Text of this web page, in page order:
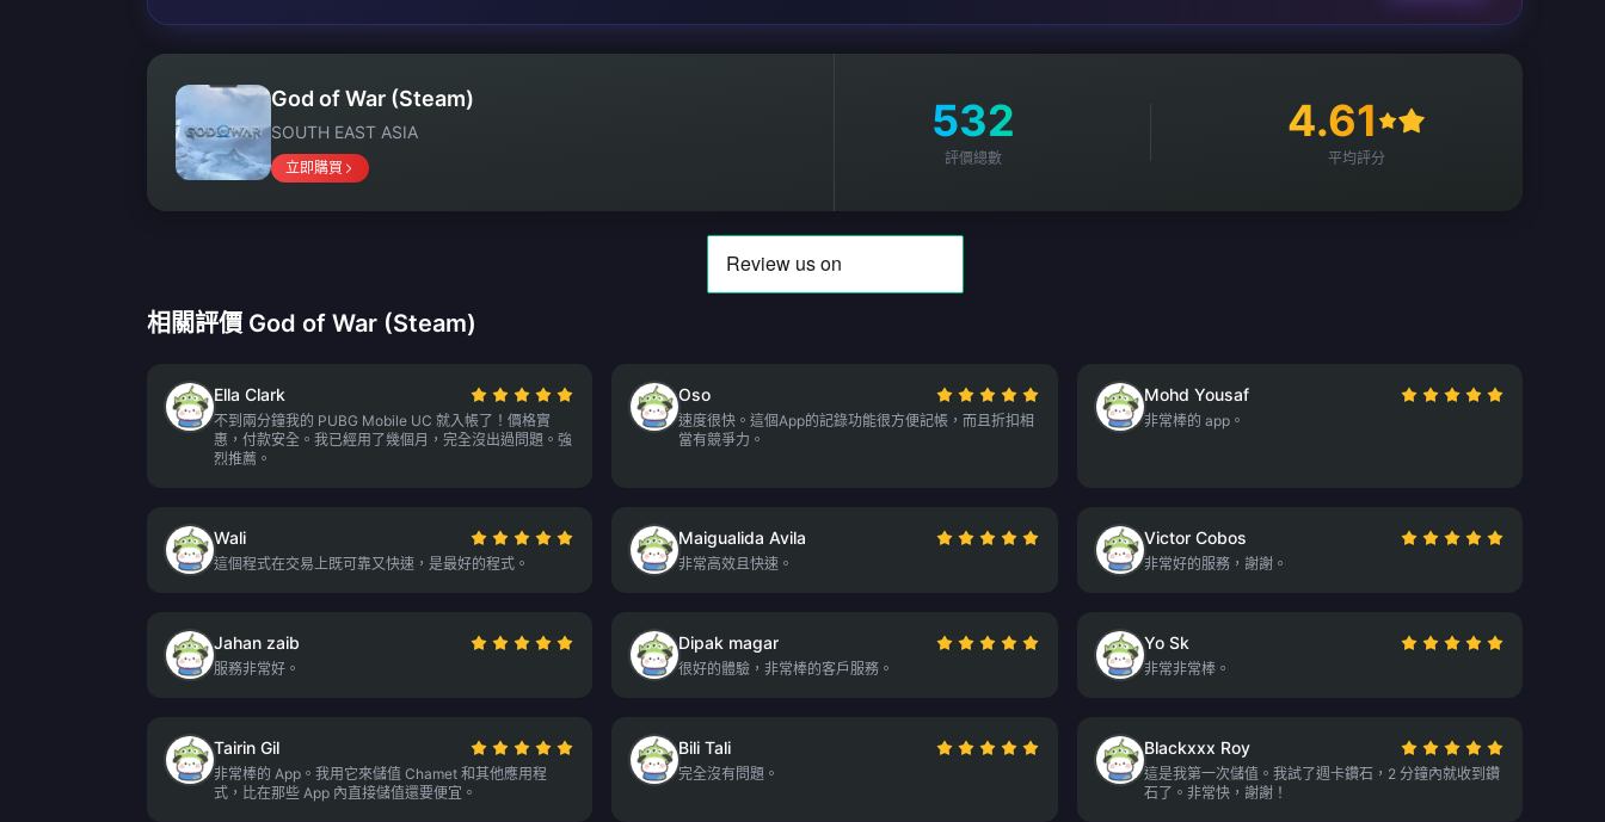
God of War (Steam)
SOUTH EAST ASIA
立即購買
532
評價總數
4.61
平均評分
相關評價 God of War (Steam)
Ella Clark
不到兩分鐘我的 PUBG Mobile UC 就入帳了！價格實
惠，付款安全。我已經用了幾個月，完全沒出過問題。強
烈推薦。
Oso
速度很快。這個App的記錄功能很方便記帳，而且折扣相
當有競爭力。
Mohd Yousaf
非常棒的 app。
Wali
這個程式在交易上既可靠又快速，是最好的程式。
Maigualida Avila
非常高效且快速。
Victor Cobos
非常好的服務，謝謝。
Jahan zaib
服務非常好。
Dipak magar
很好的體驗，非常棒的客戶服務。
Yo Sk
非常非常棒。
Tairin Gil
非常棒的 App。我用它來儲值 Chamet 和其他應用程
式，比在那些 App 內直接儲值還要便宜。
Bili Tali
完全沒有問題。
Blackxxx Roy
這是我第一次儲值。我試了週卡鑽石，2 分鐘內就收到鑽
石了。非常快，謝謝！